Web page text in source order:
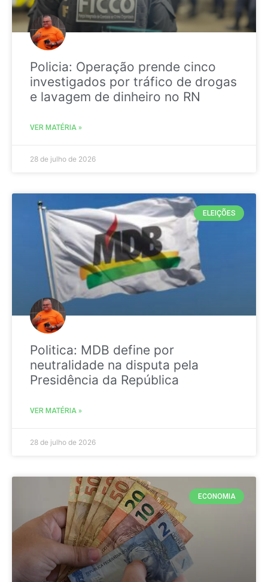
Policia: Operação prende cinco
investigados por tráfico de drogas
e lavagem de dinheiro no RN
VER MATÉRIA »
28 de julho de 2026
ELEIÇÕES
Politica: MDB define por
neutralidade na disputa pela
Presidência da República
VER MATÉRIA »
28 de julho de 2026
ECONOMIA